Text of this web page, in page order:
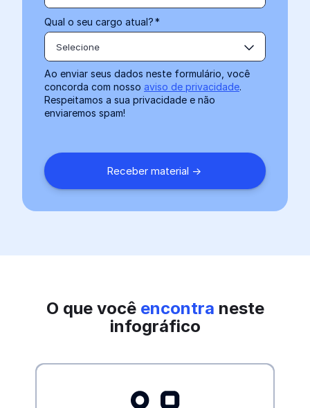
Qual o seu cargo atual?*
Selecione
Ao enviar seus dados neste formulário, você
concorda com nosso aviso de privacidade.
Respeitamos a sua privacidade e não
enviaremos spam!
O que você encontra neste
infográfico
Ecossistema Inteligente